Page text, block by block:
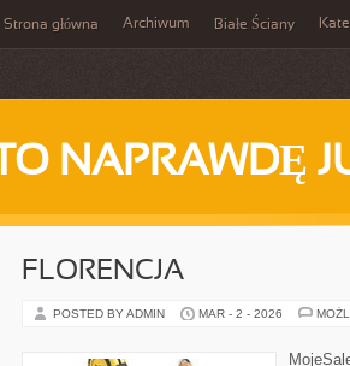
Strona główna Archiwum Białe Ściany
TO NAPRAWDĘ
FLORENCJA
POSTED BY ADMIN MAR - 2 - 2026